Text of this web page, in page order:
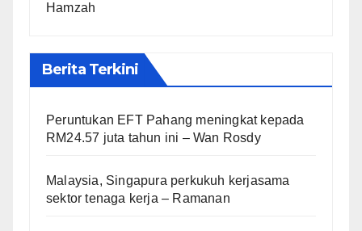
Hamzah
Berita Terkini
Peruntukan EFT Pahang meningkat kepada
RM24.57 juta tahun ini – Wan Rosdy
Malaysia, Singapura perkukuh kerjasama
sektor tenaga kerja – Ramanan